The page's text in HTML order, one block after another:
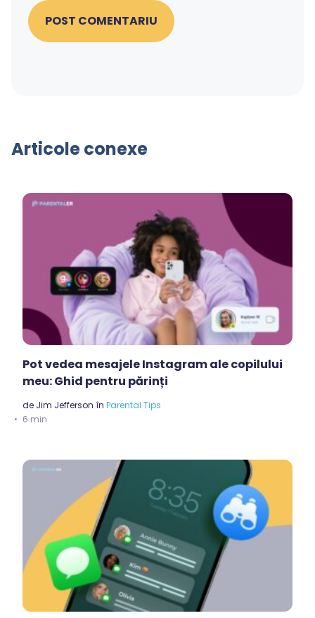
POST COMENTARIU
Articole conexe
Pot vedea mesajele Instagram ale copilului
meu: Ghid pentru părinți
de Jim Jefferson în Parental Tips
6 min